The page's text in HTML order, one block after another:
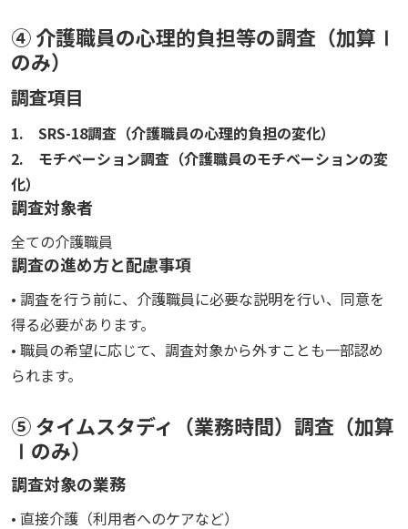
④ 介護職員の心理的負担等の調査（加算Ⅰ
のみ）
調査項目
1. SRS-18調査（介護職員の心理的負担の変化）
2. モチベーション調査（介護職員のモチベーションの変
化）
調査対象者
全ての介護職員
調査の進め方と配慮事項
• 調査を行う前に、介護職員に必要な説明を行い、同意を
得る必要があります。
• 職員の希望に応じて、調査対象から外すことも一部認め
られます。
⑤ タイムスタディ（業務時間）調査（加算
Ⅰのみ）
調査対象の業務
• 直接介護（利用者へのケアなど）